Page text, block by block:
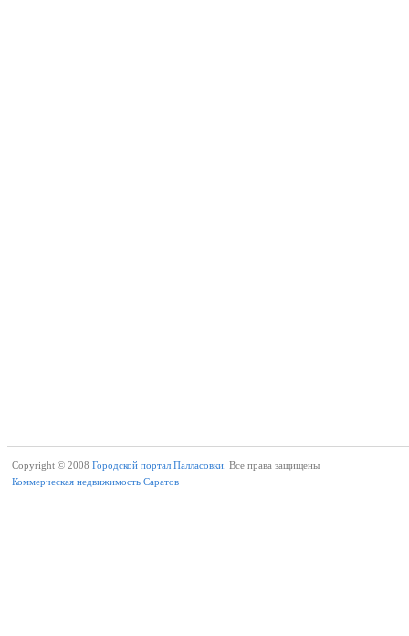
Copyright © 2008 Городской портал Палласовки. Все права защищены
Коммерческая недвижимость Саратов